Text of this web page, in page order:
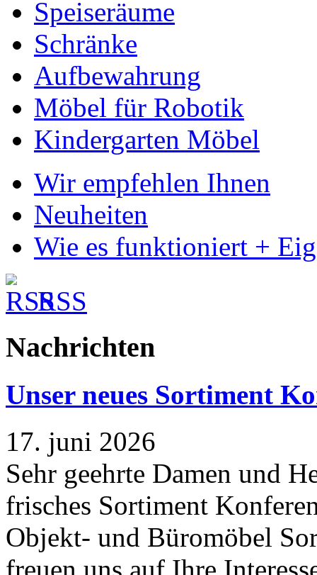
Speiseräume
Schränke
Aufbewahrung
Möbel für Robotik
Kindergarten Möbel
Wir empfehlen Ihnen
Neuheiten
Wie es funktioniert +
RSS
Nachrichten
Unser neues Sortiment
17. juni 2026
Sehr geehrte Damen und
frisches Sortiment
Objekt- und Büromöbel